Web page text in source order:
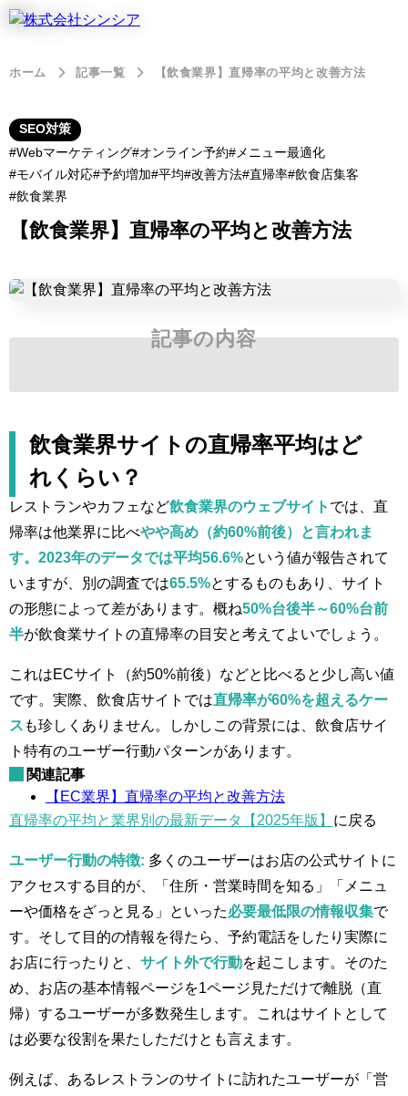
ホーム 記事一覧 【飲食業界】直帰率の平均と改善方法
SEO対策
Webマーケティング オンライン予約
メニュー最適化
モバイル対応 予約増加 平均 改善方法 直帰率 飲食店集客
飲食業界
【飲食業界】直帰率の平均と改善方法
記事の内容
飲食業界サイトの直帰率平均はど
れくらい？
レストランやカフェなど飲食業界のウェブサイト では、直
帰率は他業界に比べやや高め（約60%前後）と言われま
す。2023年のデータでは平均56.6%という値が報告されて
いますが、別の調査では65.5%とするものもあり、サイト
の形態によって差があります。概ね50%台後半～60%台前
半が飲食業サイトの直帰率の目安と考えてよいでしょう。
これはECサイト（約50%前後）などと比べると少し高い値
です。実際、飲食店サイトでは直帰率が60%を超えるケー
ス も珍しくありません​。しかしこの背景には、飲食店サイ
ト特有のユーザー行動パターンがあります。
関連記事
【EC業界】直帰率の平均と改善方法
直帰率の平均と業界別の最新データ【2025年版】 に戻る
ユーザー行動の特徴: 多くのユーザーはお店の公式サイトに
アクセスする目的が、「住所・営業時間を知る」「メニュ
ーや価格をざっと見る」といった必要最低限の情報収集で
す。そして目的の情報を得たら、予約電話をしたり実際に
お店に行ったりと、 サイト外で行動を起こします。そのた
め、お店の基本情報ページを1ページ見ただけで離脱（直
帰）するユーザーが多数発生します。これはサイトとして
は必要な役割を果たしただけとも言えます。
例えば、あるレストランのサイトに訪れたユーザーが「営